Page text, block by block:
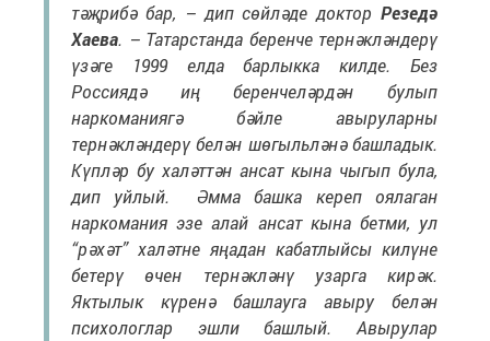
тәҗрибә бар, – дип сөйләде доктор Резедә
Хаева. – Татарстанда беренче тернәкләндерү
үзәге 1999 елда барлыкка килде. Без
Россиядә иң беренчеләрдән булып
наркоманиягә бәйле авыруларны
тернәкләндерү белән шөгыльләнә башладык.
Күпләр бу халәттән ансат кына чыгып була,
дип уйлый. Әмма башка кереп оялаган
наркомания эзе алай ансат кына бетми, ул
“рәхәт” халәтне яңадан кабатлыйсы килүне
бетерү өчен тернәкләнү узарга кирәк.
Яктылык күренә башлауга авыру белән
психологлар эшли башлый. Авырулар